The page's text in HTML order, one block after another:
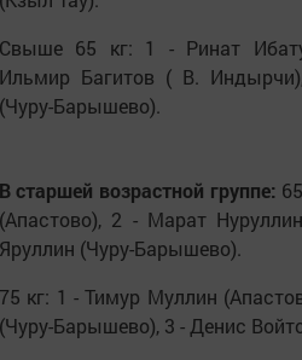
65 кг: 1 - Ринат
Багитов ( В.
Барышево).
старшей возрастной группе:
2 - Марат
(Чуру-Барышево).
кг: 1 - Тимур Муллин
Барышево), 3 - Денис